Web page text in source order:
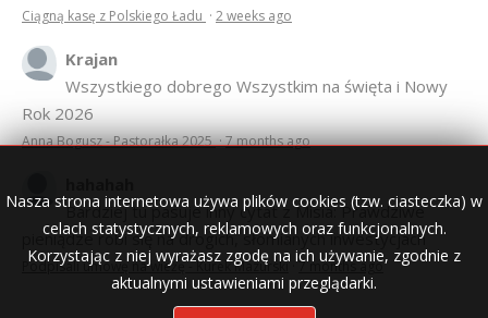
Ciągną kasę z Polskiego Ładu · 2 weeks ago
Krajan
Wszystkiego dobrego Wszystkim na święta i Nowy
Rok 2026
Anna Bogusz - Pastorałka 2025·7 months ago
Bardziej tu pasuje inny cytat z Misia: Prawdziwe
pieniądze robi się na drogich, słomianych inwestycjach
Podpisali umowę na wieżę - Kurek Mazurski·7 months ago
Nasza strona internetowa używa plików cookies (tzw. ciasteczka) w
celach statystycznych, reklamowych oraz funkcjonalnych.
Korzystając z niej wyrażasz zgodę na ich używanie, zgodnie z
aktualnymi ustawieniami przeglądarki.